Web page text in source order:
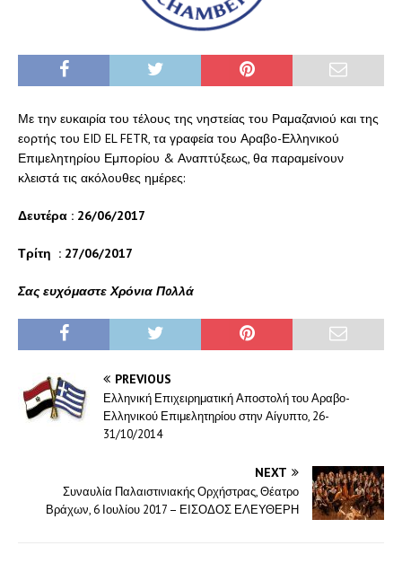
Με την ευκαιρία του τέλους της νηστείας του Ραμαζανιού και της
εoρτής του EID EL FETR, τα γραφεία του Αραβo-Ελληvικού
Επιμελητηρίου Εμπορίου & Αναπτύξεως, θα παραμείvουν
κλειστά τις ακόλoυθες ημέρες:
Δευτέρα : 26/06/2017
Τρίτη : 27/06/2017
Σας ευχόμαστε Χρόνια Πoλλά
PREVIOUS
Ελληνική Επιχειρηματική Αποστολή του Αραβο-
Ελληνικού Επιμελητηρίου στην Αίγυπτο, 26-
31/10/2014
NEXT
Συναυλία Παλαιστινιακής Ορχήστρας, Θέατρο
Βράχων, 6 Ιουλίου 2017 – ΕΙΣΟΔΟΣ ΕΛΕΥΘΕΡΗ